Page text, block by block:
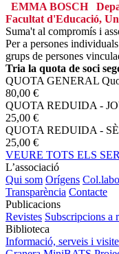
EMMA BOSCH
Facultat d'Educació,
Suma't al compromís i
Per a persones
grups de persones
Tria la quota de soci
QUOTA GENERAL
80,00 €
QUOTA REDUIDA -
25,00 €
QUOTA REDUIDA -
25,00 €
VEURE TOTS ELS
L’associació
Qui som Orígens
Transparència Contacte
Publicacions
Revistes Subscripcions a
Biblioteca
Informació, serveis i